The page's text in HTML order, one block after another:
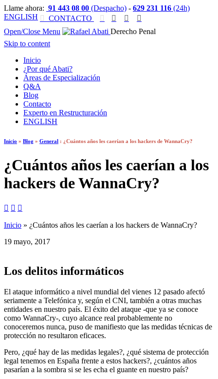
Llame ahora: 91 443 08 00 (Despacho) - 629 231 116 (24h)
ENGLISH  CONTACTO   

Open/Close Menu
Derecho Penal
Skip to content
Inicio
¿Por qué Abati?
Áreas de Especialización
Q&A
Blog
Contacto
Experto en Restructuración
ENGLISH
Inicio » Blog » General : ¿Cuántos años les caerían a los hackers de WannaCry?
¿Cuántos años les caerían a los
hackers de WannaCry?
  
Inicio » ¿Cuántos años les caerían a los hackers de WannaCry?
19 mayo, 2017
Los delitos informáticos
El ataque informático a nivel mundial del vienes 12 pasado afectó
seriamente a Telefónica y, según el CNI, también a otras muchas
entidades en nuestro país. El éxito del ataque -que ya se conoce
como WannaCry-, cuyo alcance real probablemente no
conoceremos nunca, puso de manifiesto que las medidas técnicas de
protección no resultaron eficaces.
Pero, ¿qué hay de las medidas legales?, ¿qué sistema de protección
legal tenemos en España frente a estos hackers?, ¿cuántos años
pasarían a la sombra si se les echa el guante en nuestro país?